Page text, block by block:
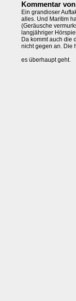
Kommentar
Ein grandioser
alles. Und Maritim
(Geräusche
langjähriger
Da kommt auch die
nicht gegen an. Die
es überhaupt geht.